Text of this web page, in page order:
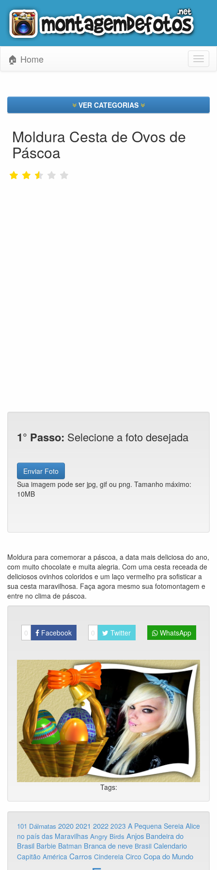
🏠 Home
VER CATEGORIAS
Moldura Cesta de Ovos de
Páscoa
1° Passo: Selecione a foto desejada
Enviar Foto
Sua imagem pode ser jpg, gif ou png. Tamanho máximo:
10MB
Moldura para comemorar a páscoa, a data mais deliciosa do ano,
com muito chocolate e muita alegria. Com uma cesta receada de
deliciosos ovinhos coloridos e um laço vermelho pra sofisticar a
sua cesta maravilhosa. Faça agora mesmo sua fotomontagem e
entre no clima de páscoa.
0 Facebook 0 Twitter WhatsApp
Tags:
101 Dálmatas 2020 2021 2022 2023 A Pequena Sereia Alice
no país das Maravilhas Angry Birds Anjos Bandeira do
Brasil Barbie Batman Branca de neve Brasil Calendario
Capitão América Carros Cinderela Circo Copa do Mundo